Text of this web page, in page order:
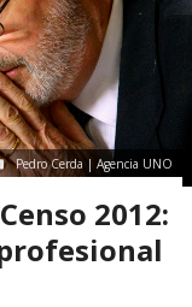
Pedro Cerda | Agencia UNO
2012: